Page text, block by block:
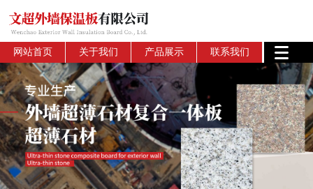
网站首页 关于我们 产品展示 联系我们